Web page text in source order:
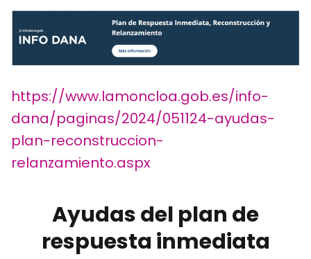
https://www.lamoncloa.gob.es/info-
dana/paginas/2024/051124-ayudas-
plan-reconstruccion-
relanzamiento.aspx
Ayudas del plan de
respuesta inmediata